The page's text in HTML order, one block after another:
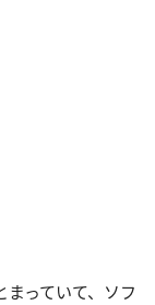
まっていて、ソフ